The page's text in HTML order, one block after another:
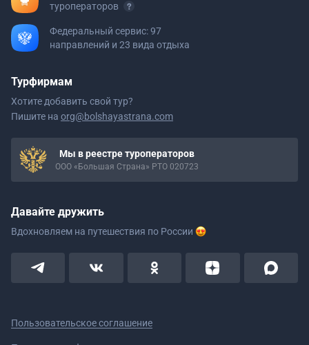
туроператоров
Федеральный сервис: 97
направлений и 23 вида отдыха
Турфирмам
Хотите добавить свой тур?
Пишите на org@bolshayastrana.com
Мы в реестре туроператоров
ООО «Большая Страна» РТО 020723
Давайте дружить
Вдохновляем на путешествия по России
Пользовательское соглашение